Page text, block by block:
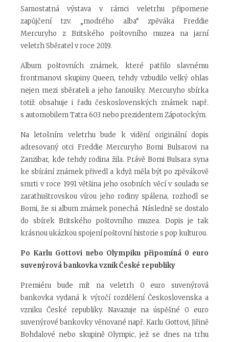
Samostatná výstava v rámci veletrhu připomene
zapůjčení tzv. „modrého alba“ zpěváka Freddie
Mercuryho z Britského poštovního muzea na jarní
veletrh Sběratel v roce 2019.
Album poštovních známek, které patřilo slavnému
frontmanovi skupiny Queen, tehdy vzbudilo velký ohlas
nejen mezi sběrateli a jeho fanoušky. Mercuryho sbírka
totiž obsahuje i řadu československých známek např.
s automobilem Tatra 603 nebo prezidentem Zápotockým.
Na letošním veletrhu bude k vidění originální dopis
adresovaný otci Freddie Mercuryho Bomi Bulsarovi na
Zanzibar, kde tehdy rodina žila. Právě Bomi Bulsara syna
ke sbírání známek přivedl a když měla být po zpěvákově
smrti v roce 1991 většina jeho osobních věcí v souladu se
zarathuštrovskou vírou jeho rodiny spálena, rozhodl se
Bomi, že si album známek ponechá. Následně se dostalo
do sbírek Britského poštovního muzea. Dopis je tak
krásnou ukázkou spojení poštovní historie s pop kulturou.
Po Karlu Gottovi nebo Olympiku připomíná 0 euro
suvenýrová bankovka vznik České republiky
Premiéru bude mít na veletrh 0 euro suvenýrová
bankovka vydaná k výročí rozdělení Československa a
vzniku České republiky. Navazuje na úspěšné 0 euro
suvenýrové bankovky věnované např. Karlu Gottovi, Jiřině
Bohdalové nebo skupině Olympic, jež se dnes na trhu